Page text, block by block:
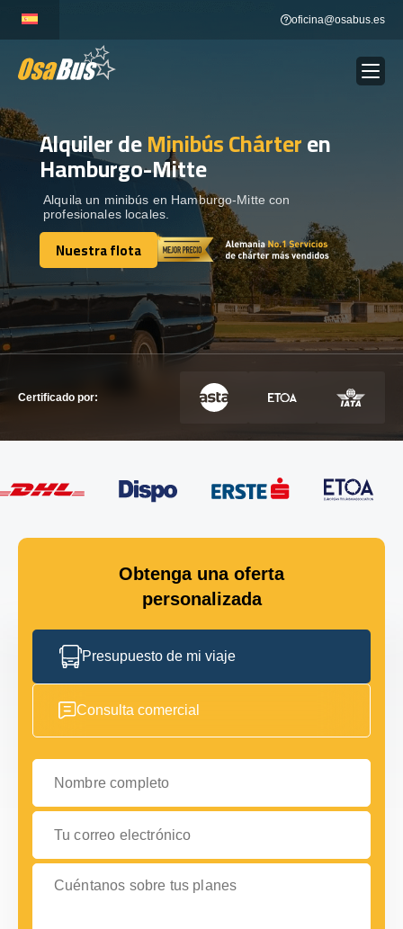
content
oficina@osabus.es
ALQUILER DE AUTOCARES Show dropdown
DESTINOS
RECORRIDAS Show dropdown
Alquiler deMinibús Chárteren
Hamburgo-Mitte
Alquila un minibús en Hamburgo-Mitte con
profesionales locales.
Nuestra flota
Nuestra flota
Certificado por:
Obtenga una oferta
personalizada
Presupuesto de mi viaje
Consulta comercial
Nombre completo
Tu correo electrónico
Cuéntanos sobre tus planes